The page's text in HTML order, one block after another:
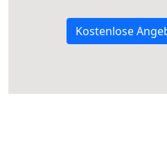
Kostenlose